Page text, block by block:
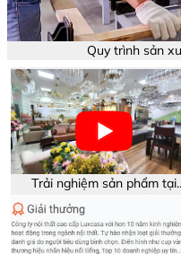
Quy trình sản
Trải nghiệm sản phẩm tại
showroom Luxcasa